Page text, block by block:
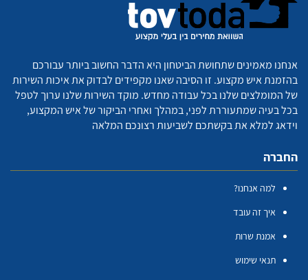
אנחנו מאמינים שתחושת הביטחון היא הדבר החשוב ביותר עבורכם
בהזמנת איש מקצוע. זו הסיבה שאנו מקפידים לבדוק את איכות השירות
של המומלצים שלנו בכל עבודה מחדש. מוקד השירות שלנו ערוך לטפל
בכל בעיה שמתעוררת לפני, במהלך ואחרי הביקור של איש המקצוע,
וידאג למלא את בקשתכם לשביעות רצונכם המלאה
החברה
למה אנחנו?
איך זה עובד
אמנת שרות
תנאי שימוש